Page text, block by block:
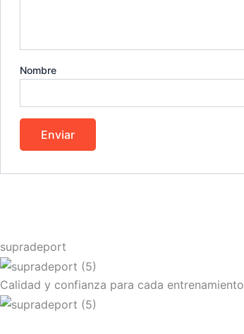
Nombre
supradeport
Calidad y confianza para cada entrenamiento